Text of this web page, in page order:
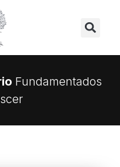
Fundamentados